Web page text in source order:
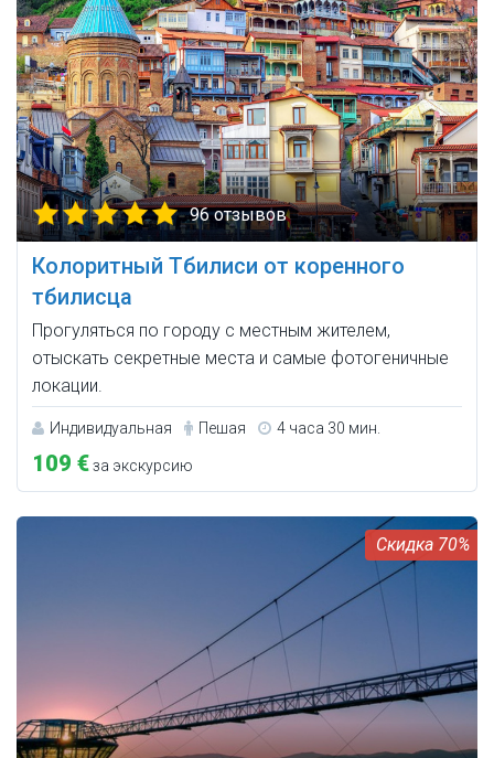
96 отзывов
Колоритный Тбилиси от коренного
тбилисца
Прогуляться по городу с местным жителем,
отыскать секретные места и самые фотогеничные
локации.
Индивидуальная Пешая 4 часа 30 мин.
109 €за экскурсию
70%